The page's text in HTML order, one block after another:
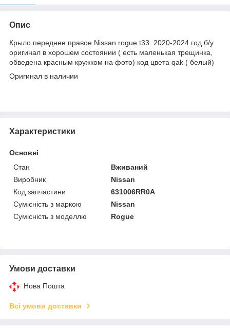
Опис
Крыло переднее правое Nissan rogue t33. 2020-2024 год б/у
оригинал в хорошем состоянии ( есть маленькая трещинка,
обведена красным кружком на фото) код цвета qak ( белый)
Оригинал в наличии
Характеристики
Основні
Стан
Вживаний
Виробник
Nissan
Код запчастини
631006RR0A
Сумісність з маркою
Nissan
Сумісність з моделлю
Rogue
Умови доставки
Нова Пошта
Всі умови доставки